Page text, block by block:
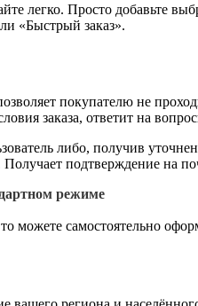
легко. Просто добавьте
«Быстрый заказ».
покупателю не
заказа, ответит на
либо, получив
Получает подтверждение на
режиме
можете самостоятельно